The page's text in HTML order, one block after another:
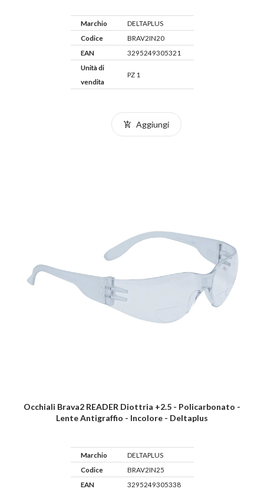
Marchio
DELTAPLUS
Codice
BRAV2IN20
EAN
3295249305321
Unità di
vendita
PZ 1
Aggiungi
Occhiali Brava2 READER Diottria +2.5 - Policarbonato -
Lente Antigraffio - Incolore - Deltaplus
Marchio
DELTAPLUS
Codice
BRAV2IN25
EAN
3295249305338